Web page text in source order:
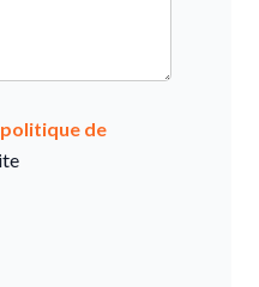
politique de